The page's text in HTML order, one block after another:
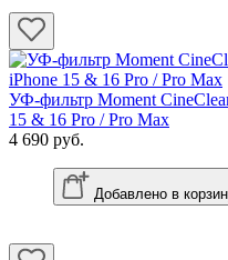
УФ-фильтр Moment
15 & 16 Pro / Pro Max
4 690 руб.
Добавлено в